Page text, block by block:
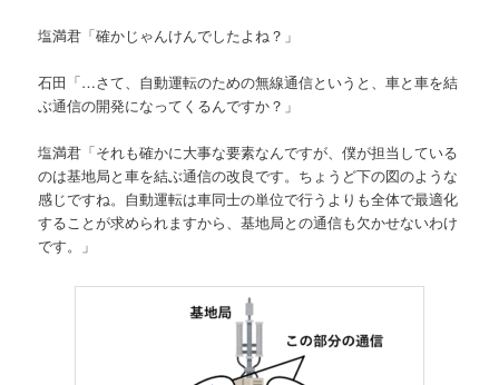
塩満君「確かじゃんけんでしたよね？」
石田「…さて、自動運転のための無線通信というと、車と車を結
ぶ通信の開発になってくるんですか？」
塩満君「それも確かに大事な要素なんですが、僕が担当している
のは基地局と車を結ぶ通信の改良です。ちょうど下の図のような
感じですね。自動運転は車同士の単位で行うよりも全体で最適化
することが求められますから、基地局との通信も欠かせないわけ
です。」